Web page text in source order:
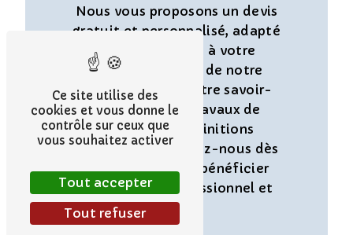
Nous vous proposons un devis
gratuit et personnalisé, adapté
à vos besoins et à votre
budget. Profitez de notre
expertise et de notre savoir-
faire pour des travaux de
qualité et des finitions
soignées. Contactez-nous dès
aujourd'hui pour bénéficier
d'un service professionnel et
fiable.
Ce site utilise des
cookies et vous donne le
contrôle sur ceux que
vous souhaitez activer
Tout accepter
Tout refuser